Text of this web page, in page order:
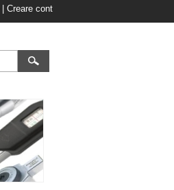
Creare cont